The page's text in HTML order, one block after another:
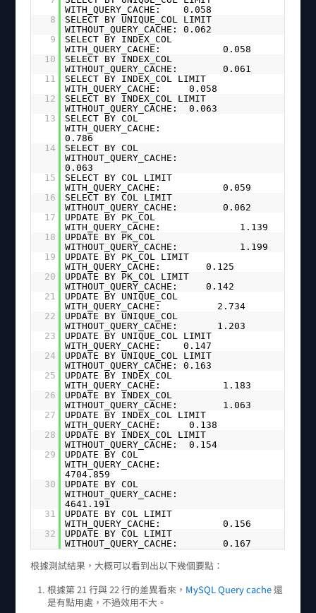
WITH_QUERY_CACHE: 0.058
8
SELECT BY UNIQUE_COL LIMIT
WITHOUT_QUERY_CACHE: 0.062
9
SELECT BY INDEX_COL
WITH_QUERY_CACHE: 0.058
10
SELECT BY INDEX_COL
WITHOUT_QUERY_CACHE: 0.061
11
SELECT BY INDEX_COL LIMIT
WITH_QUERY_CACHE: 0.058
12
SELECT BY INDEX_COL LIMIT
WITHOUT_QUERY_CACHE: 0.063
13
SELECT BY COL
WITH_QUERY_CACHE:
0.786
14
SELECT BY COL
WITHOUT_QUERY_CACHE:
0.063
15
SELECT BY COL LIMIT
WITH_QUERY_CACHE: 0.059
16
SELECT BY COL LIMIT
WITHOUT_QUERY_CACHE: 0.062
17
UPDATE BY PK_COL
WITH_QUERY_CACHE: 1.139
18
UPDATE BY PK_COL
WITHOUT_QUERY_CACHE: 1.199
19
UPDATE BY PK_COL LIMIT
WITH_QUERY_CACHE: 0.125
20
UPDATE BY PK_COL LIMIT
WITHOUT_QUERY_CACHE: 0.142
21
UPDATE BY UNIQUE_COL
WITH_QUERY_CACHE: 2.734
22
UPDATE BY UNIQUE_COL
WITHOUT_QUERY_CACHE: 1.203
23
UPDATE BY UNIQUE_COL LIMIT
WITH_QUERY_CACHE: 0.147
24
UPDATE BY UNIQUE_COL LIMIT
WITHOUT_QUERY_CACHE: 0.163
25
UPDATE BY INDEX_COL
WITH_QUERY_CACHE: 1.183
26
UPDATE BY INDEX_COL
WITHOUT_QUERY_CACHE: 1.063
27
UPDATE BY INDEX_COL LIMIT
WITH_QUERY_CACHE: 0.138
28
UPDATE BY INDEX_COL LIMIT
WITHOUT_QUERY_CACHE: 0.154
29
UPDATE BY COL
WITH_QUERY_CACHE:
4704.859
30
UPDATE BY COL
WITHOUT_QUERY_CACHE:
4641.191
31
UPDATE BY COL LIMIT
WITH_QUERY_CACHE: 0.156
32
UPDATE BY COL LIMIT
WITHOUT_QUERY_CACHE: 0.167
根據測試結果，大概可以看到出以下幾個要點：
根據第 21 行與 22 行的差異看來， MySQL Query cache還
是有點用處，不過效用不大。